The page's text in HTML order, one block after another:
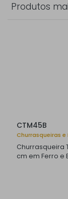
Produtos
CTM45B
Churrasqueiras e
Churrasqueira
cm em Ferro e